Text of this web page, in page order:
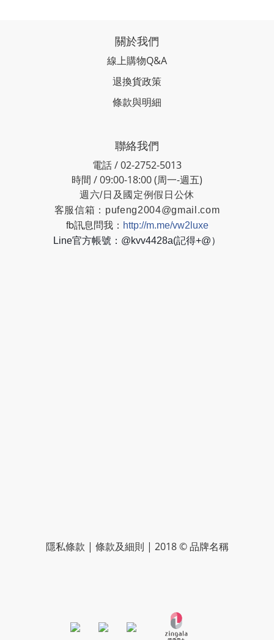
關於我們
線上購物Q&A
退換貨政策
條款與明細
聯絡我們
電話 / 02-2752-5013
時間 / 09:00-18:00 (周一-週五)
週六/日及國定例假日公休
客服信箱： pufeng2004@gmail.com
fb訊息問我： http://m.me/vw2luxe
Line官方帳號：@kvv4428a(記得+@）
隱私條款 | 條款及細則 | 2018 © 品牌名稱